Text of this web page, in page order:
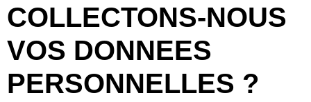
COLLECTONS-NOUS
VOS DONNEES
PERSONNELLES ?